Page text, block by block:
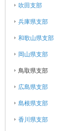
吹田支部
兵庫県支部
和歌山県支部
岡山県支部
鳥取県支部
広島県支部
島根県支部
香川県支部